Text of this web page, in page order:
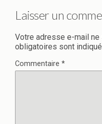
Laisser un
Votre adresse e-mail ne
obligatoires sont
Commentaire *